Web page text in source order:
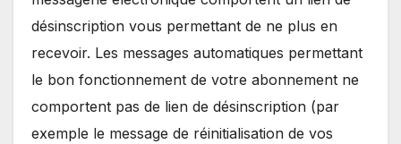
désinscription vous permettant de ne plus en
recevoir. Les messages automatiques permettant
le bon fonctionnement de votre abonnement ne
comportent pas de lien de désinscription (par
exemple le message de réinitialisation de vos